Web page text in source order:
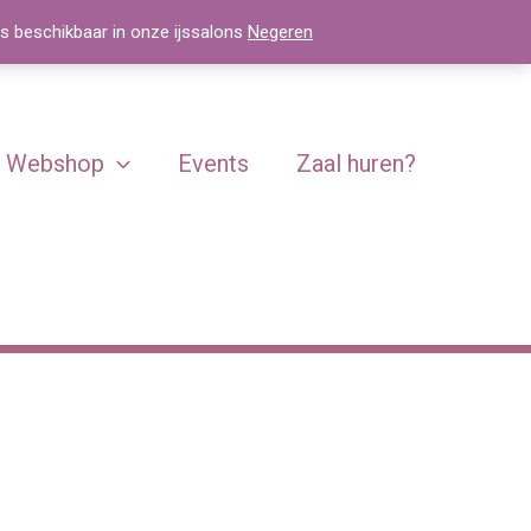
beschikbaar in onze ijssalons Negeren
Webshop Events Zaal huren?